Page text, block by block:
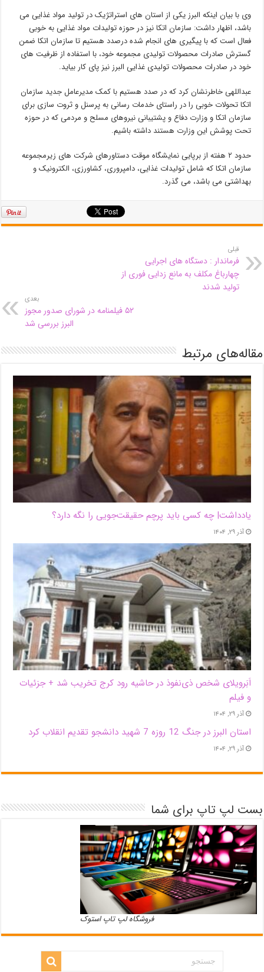
وی با بیان اینکه البرز یکی از استان های استراتژیک در تولید مواد غذایی می
باشد، اظهار داشت: سازمان اتکا نیز در حوزه تولیدات مواد غذایی به خوبی
فعال است که با پیگیری های انجام شده درصدد هستیم تا سازمان اتکا ضمن
گسترش صادرات محصولات تولیدی مجموعه خود، با استفاده از ظرفیت های
خود در صادرات محصولات تولیدی غذایی البرز نیز پای کار بیاید.
عبداللهی خاطرنشان کرد که در صدد هستیم با کمک مدیرعامل جدید سازمان
اتکا تحولات خوبی را در راستای خدمات رسانی به پرسنل و ثروت سازی برای
سازمان اتکا و وزارت دفاع و پشتیبانی نیروهای مسلح و مردمی که در حوزه
تحت پوشش این وزارت هستند داشته باشیم.
حدود ۲ هفته از برپایی نمایشگاه موقت دستاورهای شرکت های زیرمجموعه
سازمان اتکا که شامل تولیدات غذایی، دامپروری، کشاورزی، الکترونیک و
بهداشتی می باشد، می گذرد.
قبلی
فرماندار : دستگاه های اجرایی
چهارباغ مکلف به مانع زدایی فوری از
تولید شدند
بعدی
۵۲ فیلمنامه در شورای صدور مجوز
البرز بررسی شد
مقاله‌های مرتبط
یادداشت| ‌چه کسی باید پرچم حقیقت‌جویی را نگه دارد؟
آذر ۲۹, ۱۴۰۴
اَبَر‌ویلای شخص ذی‌نفوذ در حاشیه‌ رود کرج تخریب شد + جزئیات
و فیلم
آذر ۲۹, ۱۴۰۴
استان البرز در جنگ 12 روزه 7 شهید دانشجو تقدیم انقلاب کرد
آذر ۲۹, ۱۴۰۴
بست لپ تاپ برای شما
فروشگاه لپ تاپ استوک